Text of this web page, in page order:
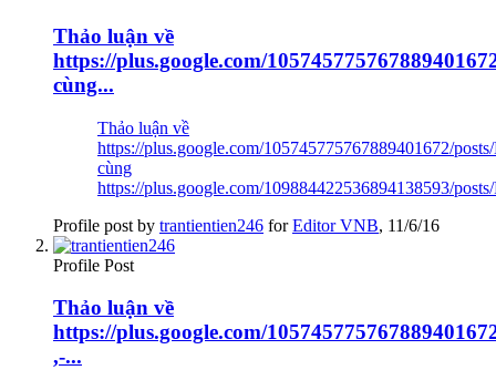
Thảo luận về
https://plus.google.com/
cùng...
Thảo luận về
https://plus.google.com/105745775767889401672/
cùng
https://plus.google.com/109884422536894138593/
Profile post by trantientien246 forEditor VNB, 11/6/16
Profile Post
Thảo luận về
https://plus.google.com/
,-...